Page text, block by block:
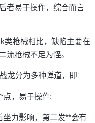
者易于操作，综合而言
类枪械相比，缺陷主要在
流枪械不足为怪。
龙分为多种弹道，即：
点，易于操作;
力影响，第二发**会有